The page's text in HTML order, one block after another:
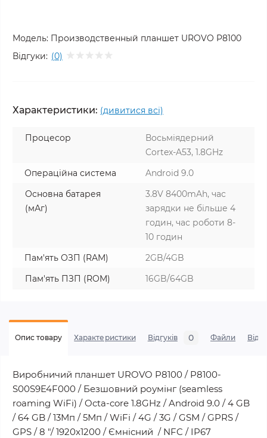
Модель: Производственный планшет UROVO P8100
Відгуки: (0)
Характеристики: (дивитися всі)
Процесор
Восьміядерний
Cortex-A53, 1.8GHz
Операційна система
Android 9.0
Основна батарея
(мАг)
3.8V 8400mAh, час
зарядки не більше 4
годин, час роботи 8-
10 годин
Пам'ять ОЗП (RAM)
2GB/4GB
Пам'ять ПЗП (ROM)
16GB/64GB
Опис товару Характеристики Відгуків 0 Файли
Виробничий планшет UROVO P8100 / P8100-
S00S9E4F000 / Безшовний роумінг (seamless
roaming WiFi) / Octa-core 1.8GHz / Android 9.0 / 4 GB
/ 64 GB / 13Мп / 5Мп / WiFi / 4G / 3G / GSM / GPRS /
GPS / 8 "/ 1920x1200 / Ємнісний / NFC / IP67